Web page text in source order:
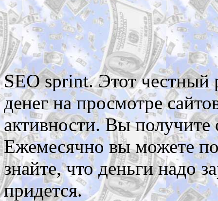
SEO sprint. Этот честный
денег на просмотре
активности. Вы
Ежемесячно вы можете
знайте, что деньги надо
придется.